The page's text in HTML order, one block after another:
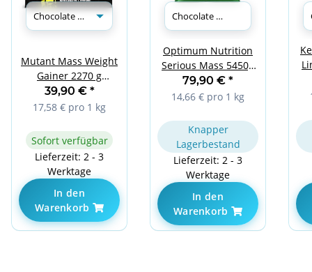
Mutant Mass Weight
Gainer 2270 g
Chocolate Fudge
Brownie
39,90 € *
17,58 € pro 1 kg
Sofort verfügbar
Lieferzeit: 2 - 3
Werktage
In den
Warenkorb
Optimum Nutrition
Serious Mass 5450g
Chocolate Peanut
Butter
79,90 € *
14,66 € pro 1 kg
Knapper
Lagerbestand
Lieferzeit: 2 - 3
Werktage
In den
Warenkorb